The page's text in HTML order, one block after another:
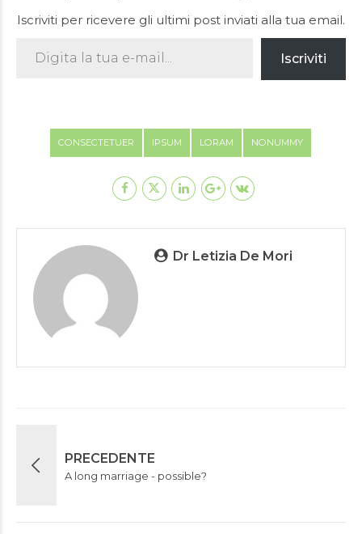
Iscriviti per ricevere gli ultimi post inviati alla tua email.
Iscriviti
CONSECTETUER IPSUM LORAM NONUMMY
Dr Letizia De Mori
PRECEDENTE
A long marriage - possible?